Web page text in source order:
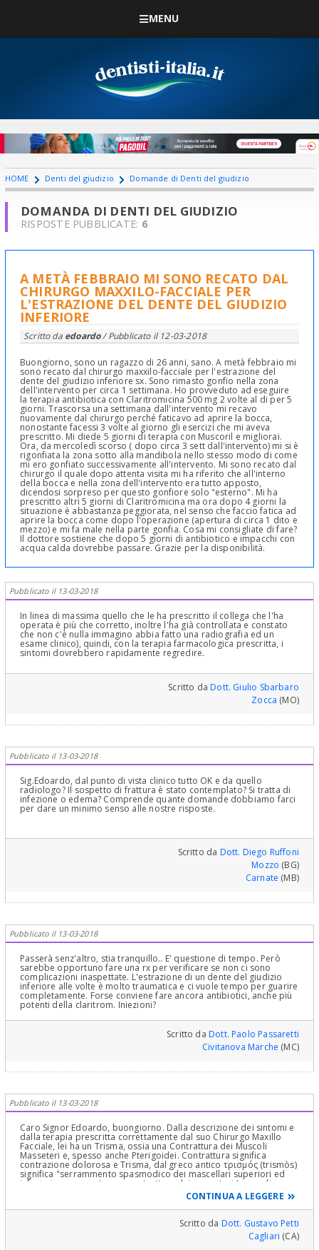
MENU
HOME Denti del giudizio Domande di Denti del giudizio
DOMANDA DI DENTI DEL GIUDIZIO
RISPOSTE PUBBLICATE: 6
A METÀ FEBBRAIO MI SONO RECATO DAL
CHIRURGO MAXXILO-FACCIALE PER
L'ESTRAZIONE DEL DENTE DEL GIUDIZIO
INFERIORE
Scritto da edoardo/ Pubblicato il 12-03-2018
Buongiorno, sono un ragazzo di 26 anni, sano. A metà febbraio mi
sono recato dal chirurgo maxxilo-facciale per l'estrazione del
dente del giudizio inferiore sx. Sono rimasto gonfio nella zona
dell'intervento per circa 1 settimana. Ho provveduto ad eseguire
la terapia antibiotica con Claritromicina 500 mg 2 volte al di per 5
giorni. Trascorsa una settimana dall'intervento mi recavo
nuovamente dal chirurgo perché faticavo ad aprire la bocca,
nonostante facessi 3 volte al giorno gli esercizi che mi aveva
prescritto. Mi diede 5 giorni di terapia con Muscoril e migliorai.
Ora, da mercoledì scorso ( dopo circa 3 sett dall'intervento) mi si è
rigonfiata la zona sotto alla mandibola nello stesso modo di come
mi ero gonfiato successivamente all'intervento. Mi sono recato dal
chirurgo il quale dopo attenta visita mi ha riferito che all'interno
della bocca e nella zona dell'intervento era tutto apposto,
dicendosi sorpreso per questo gonfiore solo "esterno". Mi ha
prescritto altri 5 giorni di Claritromicina ma ora dopo 4 giorni la
situazione è abbastanza peggiorata, nel senso che faccio fatica ad
aprire la bocca come dopo l'operazione (apertura di circa 1 dito e
mezzo) e mi fa male nella parte gonfia. Cosa mi consigliate di fare?
Il dottore sostiene che dopo 5 giorni di antibiotico e impacchi con
acqua calda dovrebbe passare. Grazie per la disponibilità.
Pubblicato il 13-03-2018
In linea di massima quello che le ha prescritto il collega che l'ha
operata è più che corretto, inoltre l'ha già controllata e constato
che non c'è nulla immagino abbia fatto una radiografia ed un
esame clinico), quindi, con la terapia farmacologica prescritta, i
sintomi dovrebbero rapidamente regredire.
Scritto daDott. Giulio Sbarbaro
Zocca (MO)
Pubblicato il 13-03-2018
Sig.Edoardo, dal punto di vista clinico tutto OK e da quello
radiologo? Il sospetto di frattura è stato contemplato? Si tratta di
infezione o edema? Comprende quante domande dobbiamo farci
per dare un minimo senso alle nostre risposte.
Scritto da Dott. Diego Ruffoni
Mozzo (BG)
Carnate (MB)
Pubblicato il 13-03-2018
Passerà senz'altro, stia tranquillo.. E' questione di tempo. Però
sarebbe opportuno fare una rx per verificare se non ci sono
complicazioni inaspettate. L'estrazione di un dente del giudizio
inferiore alle volte è molto traumatica e ci vuole tempo per guarire
completamente. Forse conviene fare ancora antibiotici, anche più
potenti della claritrom. Iniezioni?
Scritto daDott. Paolo Passaretti
Civitanova Marche (MC)
Pubblicato il 13-03-2018
Caro Signor Edoardo, buongiorno. Dalla descrizione dei sintomi e
dalla terapia prescritta correttamente dal suo Chirurgo Maxillo
Facciale, lei ha un Trisma, ossia una Contrattura dei Muscoli
Masseteri e, spesso anche Pterigoidei. Contrattura significa
contrazione dolorosa e Trisma, dal greco antico τρισμός (trismòs)
significa "serrammento spasmodico dei mascellari superiori ed
inferiori per appunto una contrattura dei masseteri (muscoli
masticatori) per cui non si può aprire la bocca ed è molto
doloroso. Il Muscoril serve proprio per decontrarre i muscoli
suddetti e gli antibiotici per combattere l'infiammazione. Per il
gonfiore, il Suo Chirurgo lo ha certamente valutato ed avrà escluso
la possibilità di un "Flemmone" che è un ascesso il cui pus prende
la via delle guaine muscolari facendosi strada all'esterno ed è
CONTINUA A LEGGERE
Scritto da Dott. Gustavo Petti
Cagliari (CA)